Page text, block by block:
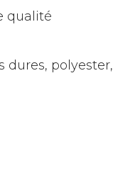
qualité
dures, polyester,